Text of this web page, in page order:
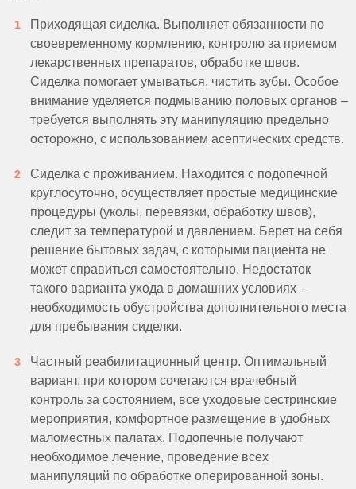
Приходящая сиделка. Выполняет обязанности по
своевременному кормлению, контролю за приемом
лекарственных препаратов, обработке швов.
Сиделка помогает умываться, чистить зубы. Особое
внимание уделяется подмыванию половых органов –
требуется выполнять эту манипуляцию предельно
осторожно, с использованием асептических средств.
Сиделка с проживанием. Находится с подопечной
круглосуточно, осуществляет простые медицинские
процедуры (уколы, перевязки, обработку швов),
следит за температурой и давлением. Берет на себя
решение бытовых задач, с которыми пациента не
может справиться самостоятельно. Недостаток
такого варианта ухода в домашних условиях –
необходимость обустройства дополнительного места
для пребывания сиделки.
Частный реабилитационный центр. Оптимальный
вариант, при котором сочетаются врачебный
контроль за состоянием, все уходовые сестринские
мероприятия, комфортное размещение в удобных
маломестных палатах. Подопечные получают
необходимое лечение, проведение всех
манипуляций по обработке оперированной зоны.